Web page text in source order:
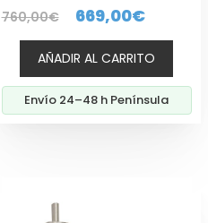
5
760,00€
El
precio
original
era:
760,00€.
669,00€El
precio
actual
es:
669,00€.
AÑADIR AL CARRITO
Envío 24–48 h Península